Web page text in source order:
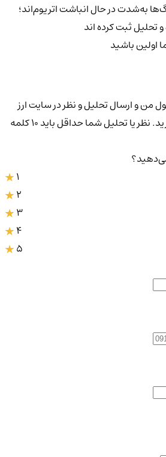
به‌شدت در حال انباشت اتریوم‌اند؛
تحلیل ثبت کرده اند
باشید
من و ارسال تحلیل و نظر در سایت ارز
دیجیتال رایگان هدیه بگیرید. نظر یا تحلیل شما حداقل باید ۱۰ کلمه
3
4
5